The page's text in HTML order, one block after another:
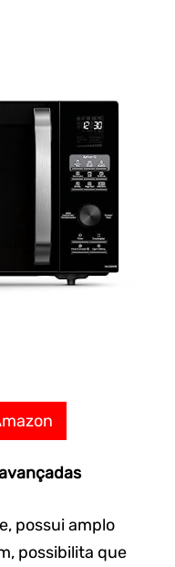
possui amplo
possibilita que